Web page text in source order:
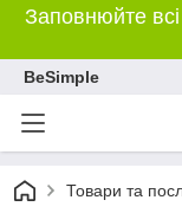
Заповнюйте
BeSimple
Товари та